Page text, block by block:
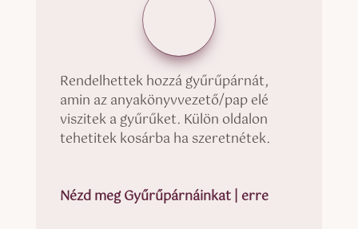
Rendelhettek hozzá gyűrűpárnát,
amin az anyakönyvvezető/pap elé
viszitek a gyűrűket. Külön oldalon
tehetitek kosárba ha szeretnétek.
Nézd meg Gyűrűpárnáinkat | erre